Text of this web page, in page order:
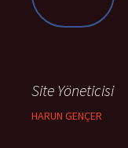
Site Yöneticisi
HARUN GENÇER